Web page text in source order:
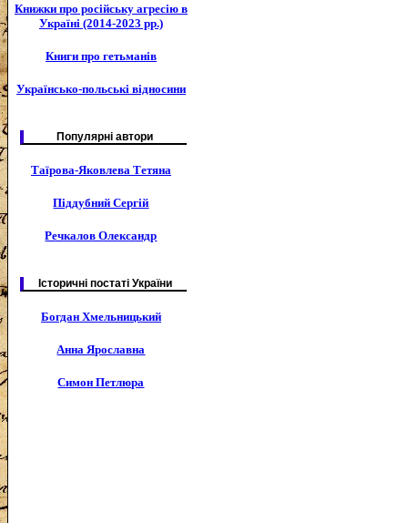
Книжки про російську агресію в
Україні (2014-2023 рр.)
Книги про гетьманів
Українсько-польські відносини
Популярні автори
Таїрова-Яковлева Тетяна
Піддубний Сергій
Речкалов Олександр
Історичні постаті України
Богдан Хмельницький
Анна Ярославна
Симон Петлюра